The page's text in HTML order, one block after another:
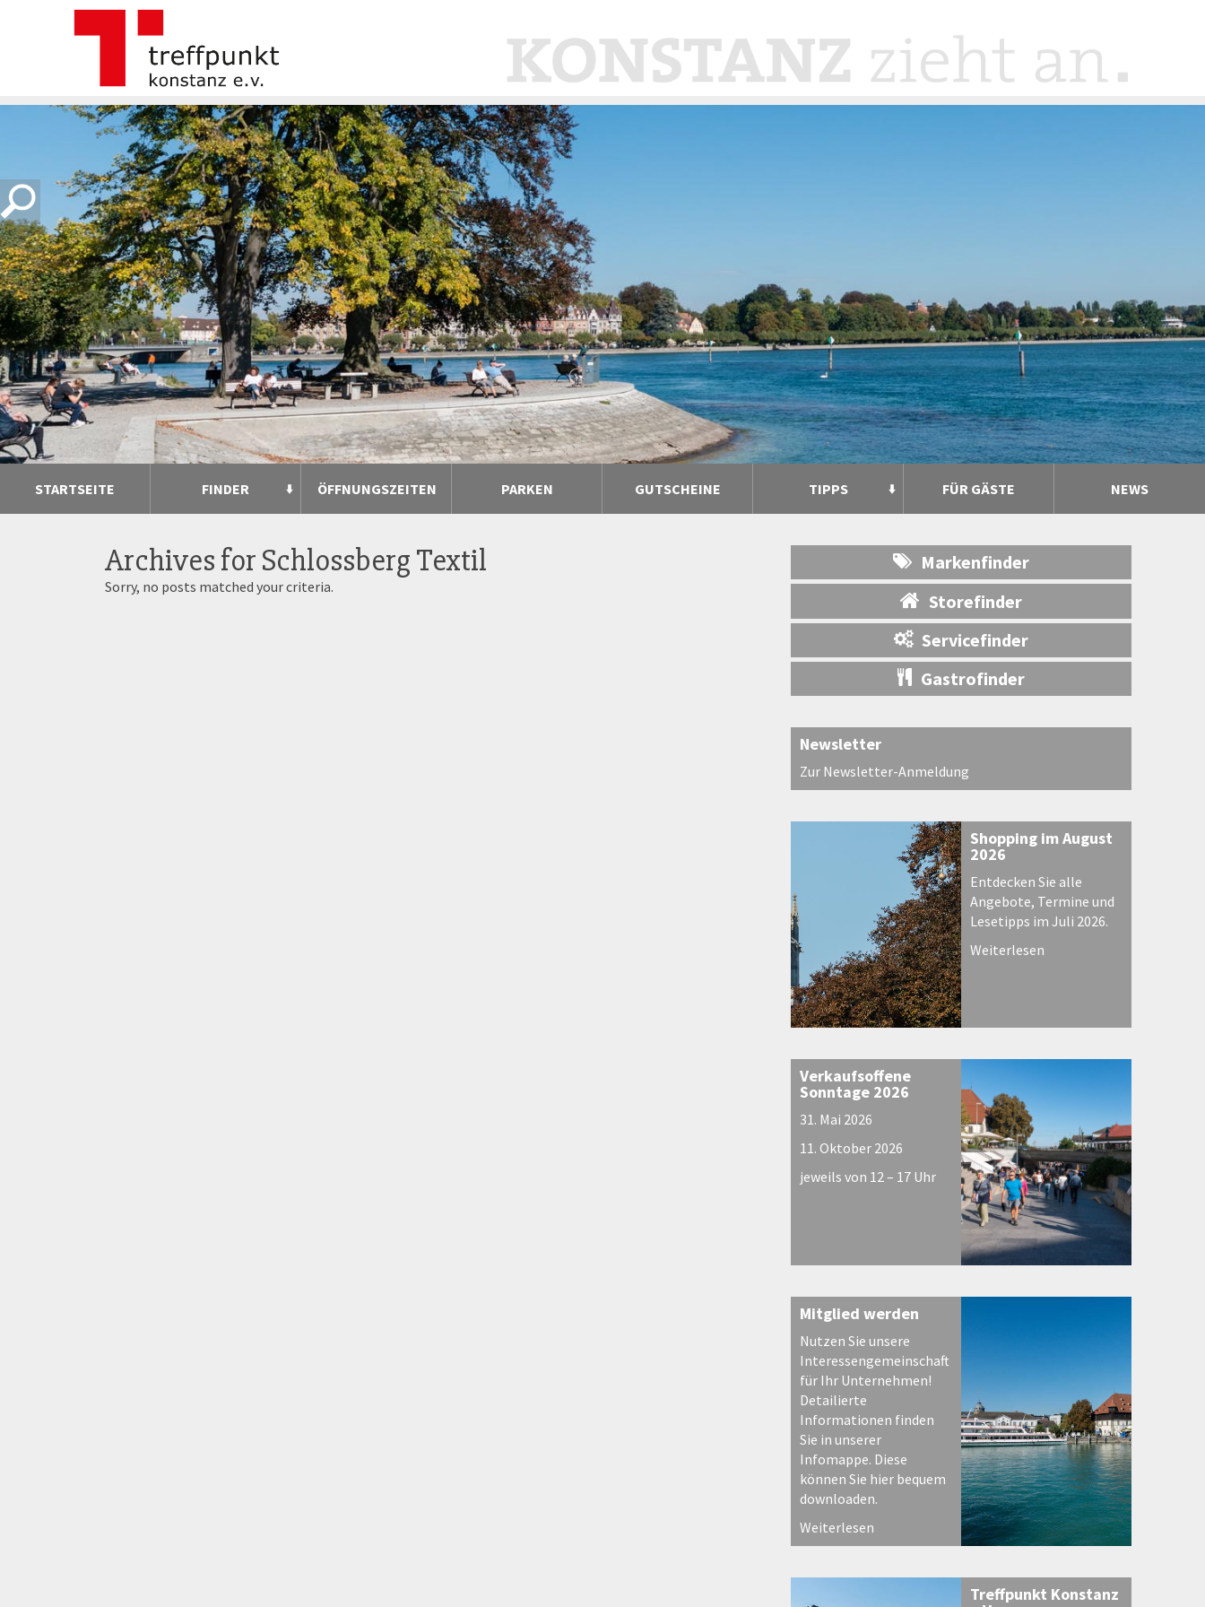
STARTSEITE FINDER ÖFFNUNGSZEITEN PARKEN GUTSCHEINE TIPPS FÜR GÄSTE NEWS
Archives forSchlossberg Textil
Sorry, no posts matched your criteria.
Markenfinder
Storefinder
Servicefinder
Gastrofinder
Newsletter
Zur Newsletter-Anmeldung
Shopping im August
2026
Entdecken Sie alle
Angebote, Termine und
Lesetipps im Juli 2026.
Weiterlesen
Verkaufsoffene
Sonntage 2026
31. Mai 2026
11. Oktober 2026
jeweils von 12 – 17 Uhr
Mitglied werden
Nutzen Sie unsere
Interessengemeinschaft
für Ihr Unternehmen!
Detailierte
Informationen finden
Sie in unserer
Infomappe. Diese
können Sie hier bequem
downloaden.
Weiterlesen
Treffpunkt Konstanz